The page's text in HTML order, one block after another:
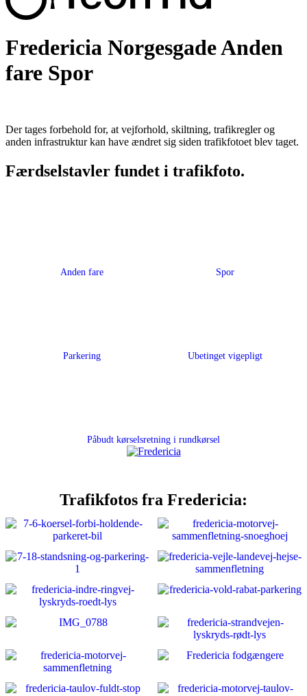
Fredericia Norgesgade Anden
fare Spor
Der tages forbehold for, at vejforhold, skiltning, trafikregler og
anden infrastruktur kan have ændret sig siden trafikfotoet blev taget.
Færdselstavler fundet i trafikfoto.
Anden fare Spor
Parkering Ubetinget vigepligt
Påbudt kørselsretning i rundkørsel
Trafikfotos fra Fredericia: